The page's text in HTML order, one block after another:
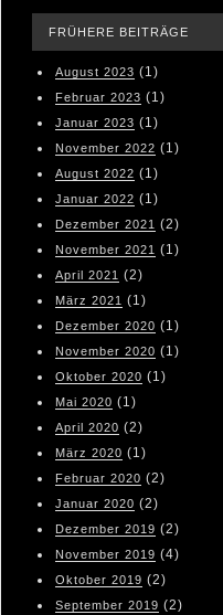
FRÜHERE BEITRÄGE
August 2023 (1)
Februar 2023 (1)
Januar 2023 (1)
November 2022 (1)
August 2022 (1)
Januar 2022 (1)
Dezember 2021 (2)
November 2021 (1)
April 2021 (2)
März 2021 (1)
Dezember 2020 (1)
November 2020 (1)
Oktober 2020 (1)
Mai 2020 (1)
April 2020 (2)
März 2020 (1)
Februar 2020 (2)
Januar 2020 (2)
Dezember 2019 (2)
November 2019 (4)
Oktober 2019 (2)
September 2019 (2)